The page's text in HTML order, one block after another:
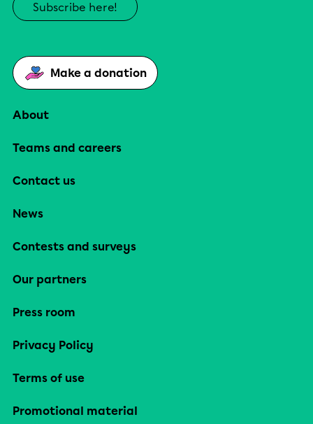
Subscribe here!
Make a donation
About
Teams and careers
Contact us
News
Contests and surveys
Our partners
Press room
Privacy Policy
Terms of use
Promotional material